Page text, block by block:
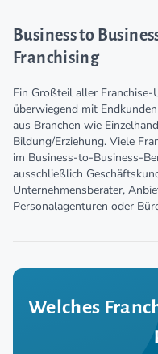
Business to
Franchising
Ein Großteil aller
überwiegend mit
aus Branchen wie
Bildung/Erziehung. Viele
im Business-to-Business-
ausschließlich
Unternehmensberater,
Personalagenturen oder
Welches